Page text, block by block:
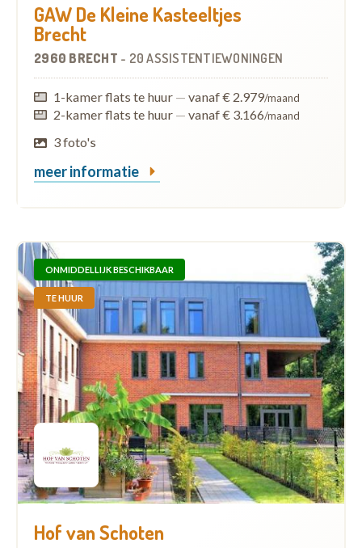
GAW De Kleine Kasteeltjes
Brecht
2960 BRECHT - 20 ASSISTENTIEWONINGEN
1-kamer flats te huur — vanaf € 2.979/maand
2-kamer flats te huur — vanaf € 3.166/maand
3 foto's
meer informatie
ONMIDDELLIJK BESCHIKBAAR
TE HUUR
Hof van Schoten